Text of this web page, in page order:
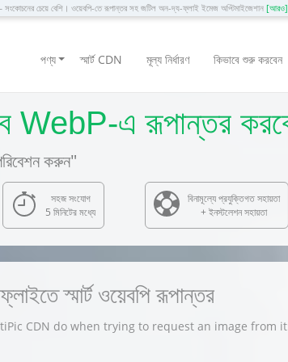
চেয়ে বেশি। ওয়েবপি-তে রূপান্তর সহ জটিল অন-দ্য-ফ্লাই ইমেজ অপ্টিমাইজেশান [আরও]
পণ্য স্মার্ট CDN মূল্য নির্ধারণ কিভাবে শুরু করবেন
WebP-এ রূপান্তর
করুন"
সহজ সংযোগ
5 মিনিটের মধ্যে
বিনামূল্যে প্রযুক্তিগত সহায়তা
+ ইনস্টলেশন সহায়তা
ফ্লাইতে স্মার্ট ওয়েবপি রূপান্তর
CDN do when trying to request an image from